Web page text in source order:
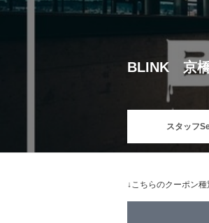
BLINK 京
スタッフ
↓こちらのクーポン